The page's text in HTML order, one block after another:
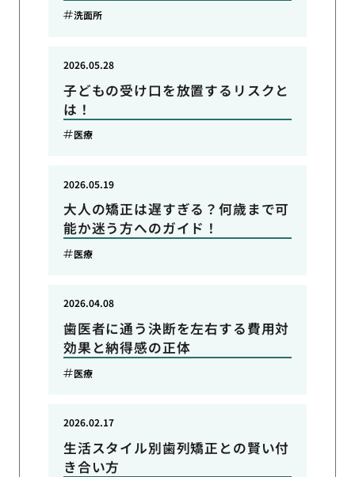
洗面所
子どもの受け口を放置するリスクと
は！
2026.05.28
医療
大人の矯正は遅すぎる？何歳まで可
能か迷う方へのガイド！
2026.05.19
医療
歯医者に通う決断を左右する費用対
効果と納得感の正体
2026.04.08
医療
生活スタイル別歯列矯正との賢い付
き合い方
2026.02.17